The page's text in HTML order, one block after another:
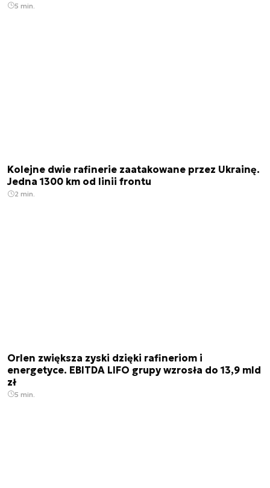
5 min.
Kolejne dwie rafinerie zaatakowane przez Ukrainę.
Jedna 1300 km od linii frontu
2 min.
Orlen zwiększa zyski dzięki rafineriom i
energetyce. EBITDA LIFO grupy wzrosła do 13,9 mld
zł
5 min.